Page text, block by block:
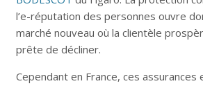
l’e-réputation des personnes ouvre
marché nouveau où la clientèle
prête de décliner.
Cependant en France, ces